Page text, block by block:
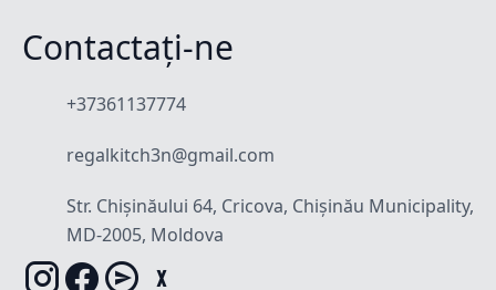
Contactați-ne
+37361137774
regalkitch3n@gmail.com
Str. Chișinăului 64, Cricova, Chișinău Municipality,
MD-2005, Moldova